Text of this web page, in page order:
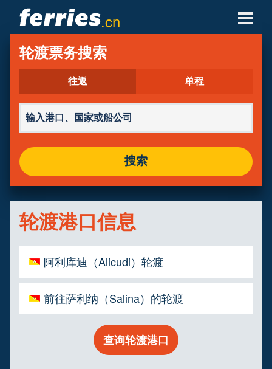
.cn
轮渡公司
轮渡目的地
轮渡航线
轮渡港口
管理预定
轮渡票务搜索
往返 单程
搜索
轮渡港口信息
阿利库迪（Alicudi）轮渡
前往萨利纳（Salina）的轮渡
查询轮渡港口